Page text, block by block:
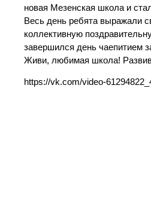
новая Мезенская школа и
Весь день ребята выражали
коллективную
завершился день чаепитием
Живи, любимая школа!
https://vk.com/video-